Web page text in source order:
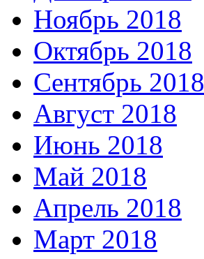
Ноябрь 2018
Октябрь 2018
Сентябрь 2018
Август 2018
Июнь 2018
Май 2018
Апрель 2018
Март 2018